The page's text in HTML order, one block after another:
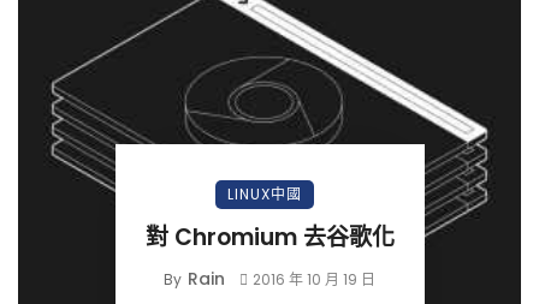
LINUX中國
對 Chromium 去谷歌化
By Rain 2016 年 10 月 19 日